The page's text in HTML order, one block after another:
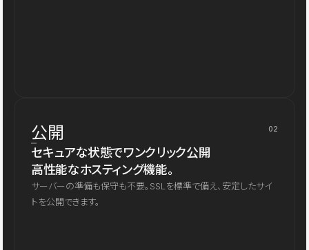
公開 02
セキュアな状態でワンクリック公開
高性能なホスティング機能。
サーバーの準備も保守も不要。SSLを標準で備え、安定したサイ
トを公開できます。